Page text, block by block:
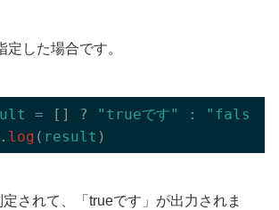
した場合です。
= [] ? "trueです" :
"falseで
log ( result
されて、「trueです」が出力されま